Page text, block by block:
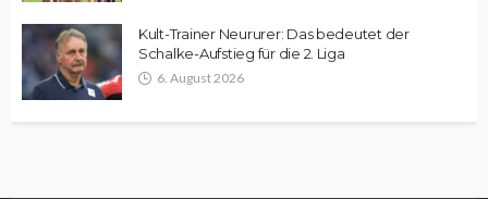
Kult-Trainer Neururer: Das bedeutet der
Schalke-Aufstieg für die 2. Liga
6. August 2026